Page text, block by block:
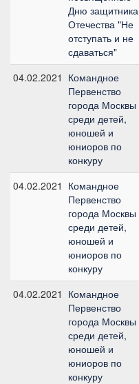
Дню защитника
Отечества "Не
отступать и не
сдаваться"
04.02.2021 Командное
Первенство
города Москвы
среди детей,
юношей и
юниоров по
конкуру
04.02.2021 Командное
Первенство
города Москвы
среди детей,
юношей и
юниоров по
конкуру
04.02.2021 Командное
Первенство
города Москвы
среди детей,
юношей и
юниоров по
конкуру